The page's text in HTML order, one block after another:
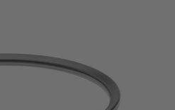
E-post:
kundeservice@japanphoto.no